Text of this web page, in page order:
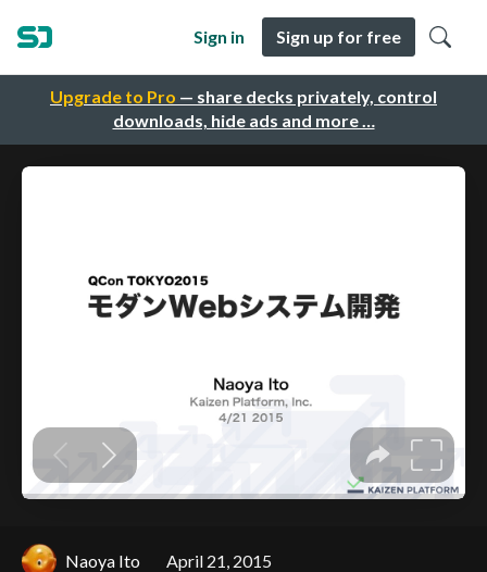
Upgrade to Pro — share decks privately, control
downloads, hide ads and more …
Sign in Sign up for free
Naoya Ito April 21, 2015